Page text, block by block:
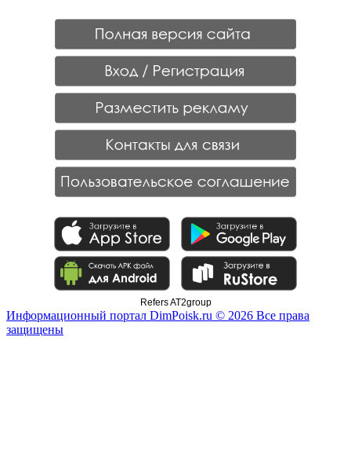
Refers AT2group
Информационный портал DimPoisk.ru © 2026 Все права
защищены